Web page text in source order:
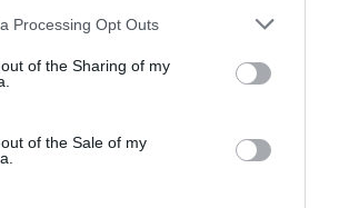
website/app uses one or more Google
visit or usage behaviour. You may click to
to Google and its third-party tags to
specified purposes in below Google
Processing Opt Outs
of the Sharing of my
of the Sale of my
segítenek a feltöltődésben, ha jól
a csomagolás során.